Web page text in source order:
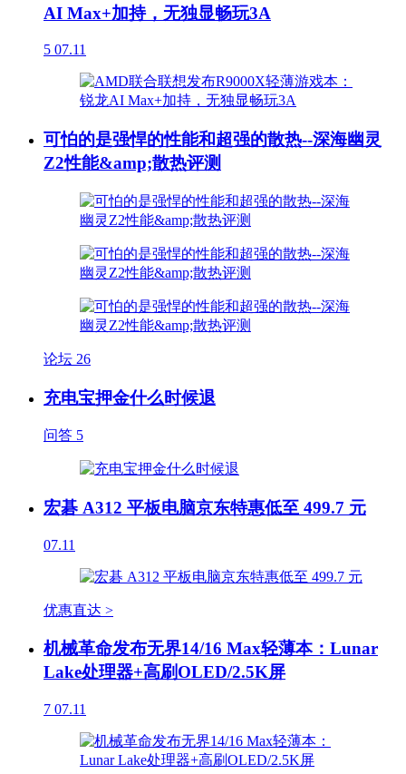
AI Max+加持，无独显畅玩3A
5 07.11
可怕的是强悍的性能和超强的散热--深海幽灵
Z2性能&amp;散热评测
论坛 26
充电宝押金什么时候退
问答 5
宏碁 A312 平板电脑京东特惠低至 499.7 元
07.11
优惠直达 >
机械革命发布无界14/16 Max轻薄本：Lunar
Lake处理器+高刷OLED/2.5K屏
7 07.11